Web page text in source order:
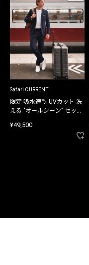
Safari CURRENT
限定 吸水速乾 UVカット 洗
える "オールシーン" セット
¥49,500